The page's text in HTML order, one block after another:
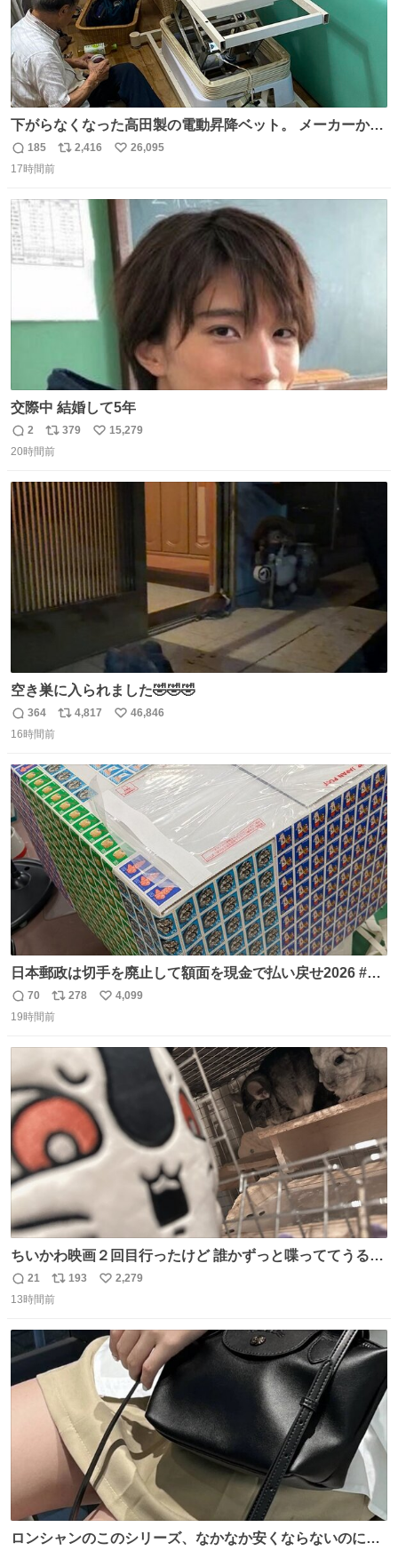
下がらなくなった高田製の電動昇降ベット。 メーカーから
は、完全に見放されたんですが、 見事に85歳の父が治しま
した。 うちの父は、トヨタカローラのボディをオート生産
の配線をハンダで修理している横で、
返
信
185
リ
ト
数
2,416
い
26,095
17時間前
交際中 結婚して5年
返
信
2
リ
ポ
ト
数
379
い
数
15,279
20時間前
空き巣に入られました🤣🤣🤣
返
信
364
リ
ト
数
4,817
い
数
46,846
16時間前
日本郵政は切手を廃止して額面を現金で払い戻せ2026 #日
本郵政 @JapanPostHD_PR
返
信
70
リ
ポ
ト
数
278
い
数
4,099
19時間前
ちいかわ映画２回目行ったけど 誰かずっと喋っててうるさ
かった 許せねえ
返
信
21
リ
ポ
ト
193
い
数
2,279
13時間前
ロンシャンのこのシリーズ、なかなか安くならないのにセ